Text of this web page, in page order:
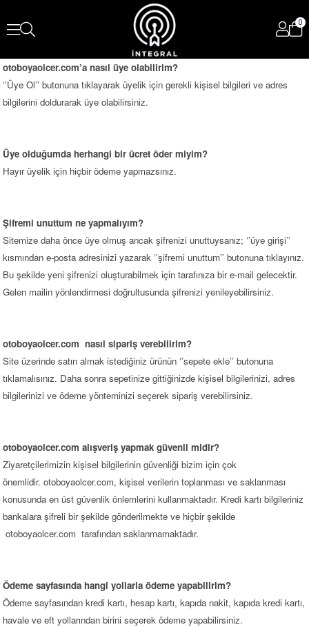
0
otoboyaolcer.com’a nasıl üye olabilirim?
‘’Üye Ol’’ butonuna tıklayarak üyelik için gerekli kişisel bilgileri ve adres
bilgilerini doldurarak üye olabilirsiniz.
Üye olduğumda herhangi bir ücret öder miyim?
Hayır üyelik için hiçbir ödeme yapmazsınız.
Şifremi unuttum ne yapmalıyım?
Sitemize daha önce üye olmuş ancak şifrenizi unuttuysanız; ‘’üye girişi’’
kısmından e-posta adresinizi yazarak ‘’şifremi unuttum’’ butonuna tıklayınız.
Bu şekilde yeni şifrenizi oluşturabilmek için tarafınıza bir e-mail gelecektir.
Gelen mailin yönlendirmesi doğrultusunda şifrenizi yenileyebilirsiniz.
otoboyaolcer.com nasıl sipariş verebilirim?
Site üzerinde satın almak istediğiniz ürünün ‘’sepete ekle’’ butonuna
tıklamalısınız. Daha sonra sepetinize gittiğinizde kişisel bilgilerinizi, adres
bilgilerinizi ve ödeme yönteminizi seçerek sipariş verebilirsiniz.
otoboyaolcer.com alışveriş yapmak güvenli midir?
Ziyaretçilerimizin kişisel bilgilerinin güvenliği bizim için çok
önemlidir. otoboyaolcer.com, kişisel verilerin toplanması ve saklanması
konusunda en üst güvenlik önlemlerini kullanmaktadır. Kredi kartı bilgileriniz
bankalara şifreli bir şekilde gönderilmekte ve hiçbir şekilde
otoboyaolcer.com tarafından saklanmamaktadır.
Ödeme sayfasında hangi yollarla ödeme yapabilirim?
Ödeme sayfasından kredi kartı, hesap kartı, kapıda nakit, kapıda kredi kartı,
havale ve eft yollarından birini seçerek ödeme yapabilirsiniz.